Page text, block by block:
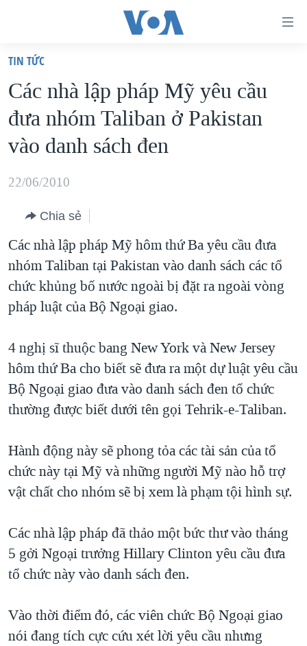
truy
cập
Tới
nội
chính
hướng
chính
Đi
tới
VIỆT NAM
HOA KỲ
BIỂN ĐÔNG
THẾ GIỚI
DIỄN ĐÀN
MỤC
TỰ DO BÁO CHÍ
VẠCH TRẦN TIN GIẢ
ĐỜI SỐNG
KINH TẾ
KHOA HỌC
SỨC KHOẺ
VĂN HOÁ
THỂ THAO
GIÁO DỤC
CHUYÊN ĐỀ
CHIẾN TRANH THƯƠNG MẠI CỦA MỸ: QUÁ KHỨ VÀ HIỆN
TẠI
MỘT NĂM CHIẾN TRANH TẠI DẢI GAZA
GIẢI MÃ VÀNH ĐAI & CON ĐƯỜNG
NGÀY TỊ NẠN THẾ GIỚI
GROUND ZERO – XƯA VÀ NAY
CHI PHÍ CHIẾN TRANH AFGHANISTAN
THƯỢNG ĐỈNH TRUMP-KIM TẠI VIỆT NAM
TRỊNH VĨNH BÌNH VS. CHÍNH PHỦ VIỆT NAM
NGƯ DÂN VIỆT VÀ LÀN SÓNG TRỘM HẢI SÂM
BÊN KIA QUỐC LỘ: TIẾNG VỌNG TỪ NÔNG THÔN MỸ
QUAN HỆ VIỆT MỸ
HỌC TIẾNG ANH
NGHE
MẠNG XÃ HỘI
Ngôn ngữ khác
TIN TỨC
Các nhà lập pháp Mỹ yêu cầu
đưa nhóm Taliban ở Pakistan
vào danh sách đen
22/06/2010
Chia sẻ
Các nhà lập pháp Mỹ hôm thứ Ba yêu cầu đưa
nhóm Taliban tại Pakistan vào danh sách các tổ
chức khủng bố nước ngoài bị đặt ra ngoài vòng
pháp luật của Bộ Ngoại giao.
4 nghị sĩ thuộc bang New York và New Jersey
hôm thứ Ba cho biết sẽ đưa ra một dự luật yêu cầu
Bộ Ngoại giao đưa vào danh sách đen tổ chức
thường được biết dưới tên gọi Tehrik-e-Taliban.
Hành động này sẽ phong tỏa các tài sản của tổ
chức này tại Mỹ và những người Mỹ nào hỗ trợ
vật chất cho nhóm sẽ bị xem là phạm tội hình sự.
Các nhà lập pháp đã thảo một bức thư vào tháng
5 gởi Ngoại trưởng Hillary Clinton yêu cầu đưa
tổ chức này vào danh sách đen.
Vào thời điểm đó, các viên chức Bộ Ngoại giao
nói đang tích cực cứu xét lời yêu cầu nhưng